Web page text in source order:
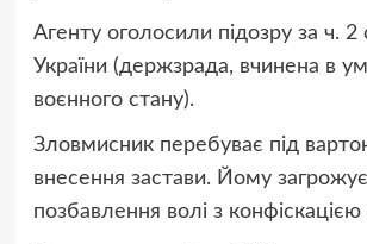
Агенту оголосили підозру за ч.
України (держзрада, вчинена в
воєнного стану).
Зловмисник перебуває під
внесення застави. Йому
позбавлення волі з